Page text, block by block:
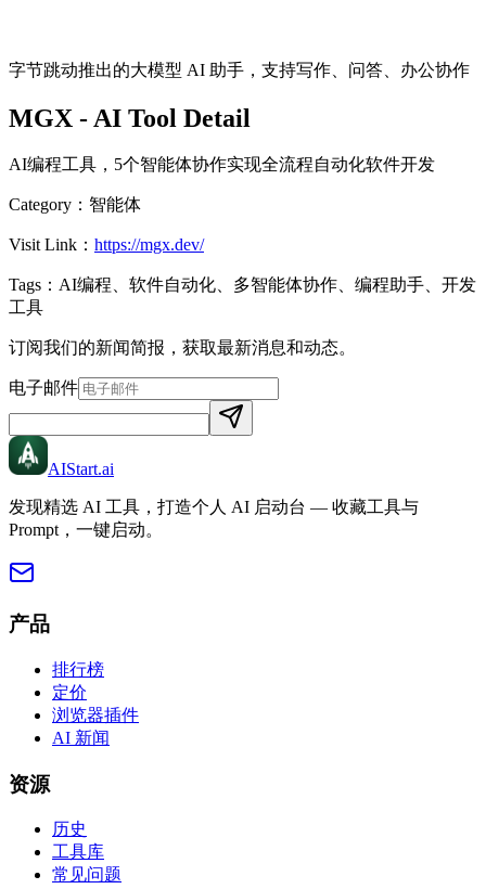
字节跳动推出的大模型 AI 助手，支持写作、问答、办公协作
MGX - AI Tool Detail
AI编程工具，5个智能体协作实现全流程自动化软件开发
Category： 智能体
Visit Link： https://mgx.dev/
Tags： AI编程、软件自动化、多智能体协作、编程助手、开发
工具
订阅我们的新闻简报，获取最新消息和动态。
电子邮件
AIStart.ai
发现精选 AI 工具，打造个人 AI 启动台 — 收藏工具与
Prompt，一键启动。
产品
排行榜
定价
浏览器插件
AI 新闻
资源
历史
工具库
常见问题